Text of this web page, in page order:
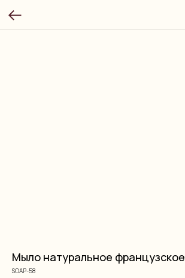
Мыло натуральное французское
SOAP-58